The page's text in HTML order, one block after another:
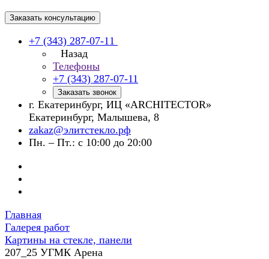
Заказать консультацию
+7 (343) 287-07-11
Назад
Телефоны
+7 (343) 287-07-11
Заказать звонок
г. Екатеринбург, ИЦ «ARCHITECTOR»
Екатеринбург, Малышева, 8
zakaz@элитстекло.рф
Пн. – Пт.: с 10:00 до 20:00
Главная
Галерея работ
Картины на стекле, панели
207_25 УГМК Арена